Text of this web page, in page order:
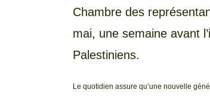
Chambre des
mai, une semaine avant
Palestiniens.
Le quotidien assure qu’une nouvelle